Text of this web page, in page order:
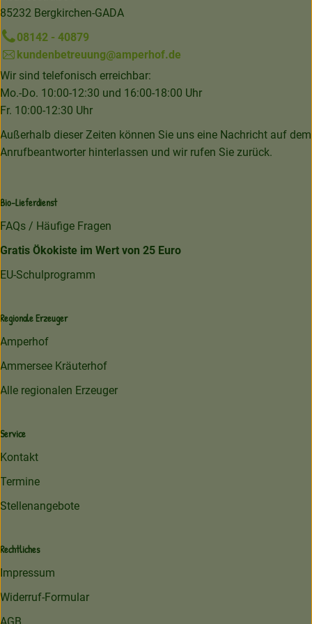
85232 Bergkirchen-GADA
08142 - 40879
kundenbetreuung@amperhof.de
Wir sind telefonisch erreichbar:
Mo.-Do. 10:00-12:30 und 16:00-18:00 Uhr
Fr. 10:00-12:30 Uhr
Außerhalb dieser Zeiten können Sie uns eine Nachricht auf dem
Anrufbeantworter hinterlassen und wir rufen Sie zurück.
Bio-Lieferdienst
FAQs / Häufige Fragen
Gratis Ökokiste im Wert von 25 Euro
EU-Schulprogramm
Regionale Erzeuger
Amperhof
Ammersee Kräuterhof
Alle regionalen Erzeuger
Service
Kontakt
Termine
Stellenangebote
Rechtliches
Impressum
Widerruf-Formular